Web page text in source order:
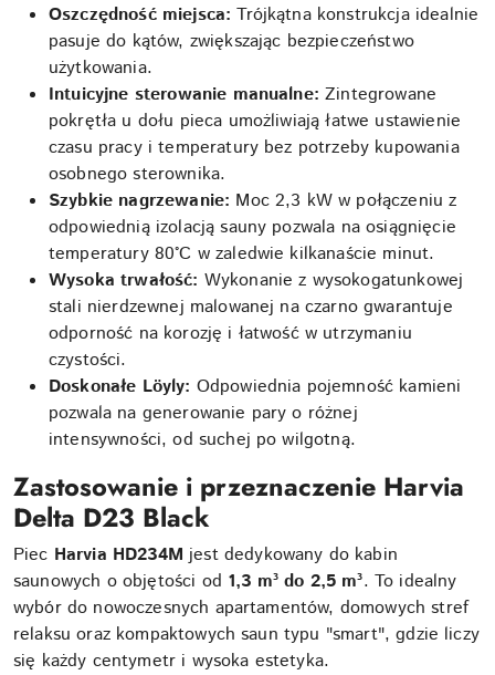
Oszczędność miejsca: Trójkątna konstrukcja idealnie
pasuje do kątów, zwiększając bezpieczeństwo
użytkowania.
Intuicyjne sterowanie manualne: Zintegrowane
pokrętła u dołu pieca umożliwiają łatwe ustawienie
czasu pracy i temperatury bez potrzeby kupowania
osobnego sterownika.
Szybkie nagrzewanie: Moc 2,3 kW w połączeniu z
odpowiednią izolacją sauny pozwala na osiągnięcie
temperatury 80°C w zaledwie kilkanaście minut.
Wysoka trwałość: Wykonanie z wysokogatunkowej
stali nierdzewnej malowanej na czarno gwarantuje
odporność na korozję i łatwość w utrzymaniu
czystości.
Doskonałe Löyly: Odpowiednia pojemność kamieni
pozwala na generowanie pary o różnej
intensywności, od suchej po wilgotną.
Zastosowanie i przeznaczenie Harvia
Delta D23 Black
Piec Harvia HD234M jest dedykowany do kabin
saunowych o objętości od 1,3 m³ do 2,5 m³. To idealny
wybór do nowoczesnych apartamentów, domowych stref
relaksu oraz kompaktowych saun typu "smart", gdzie liczy
się każdy centymetr i wysoka estetyka.